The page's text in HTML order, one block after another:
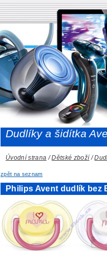
Dudlíky a šidítka
Úvodní strana /Dětské zboží /
zpět na seznam
Philips Avent dudlík bez